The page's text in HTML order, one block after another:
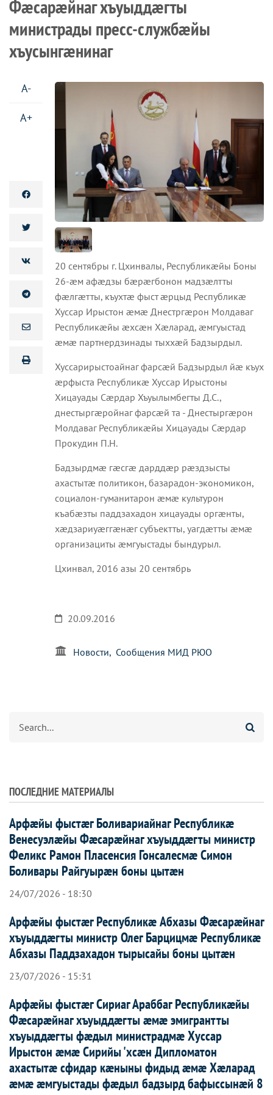
Фæсарæйнаг хъуыддæгты
министрады пресс-службæйы
хъусынгæнинаг
A-
A+
20 сентябры г. Цхинвалы, Республикæйы Боны
26-æм афæдзы бæрæгбонон мадзæлтты
фæлгæтты, къухтæ фыст æрцыд Республикæ
Хуссар Ирыстон æмæ Днестргæрон Молдаваг
Республикæйы æхсæн Хæларад, æмгуыстад
æмæ партнердзинады тыххæй Бадзырдыл.
Хуссарирыстоайнаг фарсæй Бадзырдыл йæ къух
æрфыста Республикæ Хуссар Ирыстоны
Хицауады Сæрдар Хъуылымбегты Д.С.,
днестыргæройнаг фарсæй та - Днестыргæрон
Молдаваг Республикæйы Хицауады Сæрдар
Прокудин П.Н.
Бадзырдмæ гæсгæ дарддæр рæздзысты
ахастытæ политикон, базарадон-экономикон,
социалон-гуманитарон æмæ культурон
къабæзты паддзахадон хицауады оргæнты,
хæдзариуæггæнæг субъектты, уагдæтты æмæ
организациты æмгуыстады бындурыл.
Цхинвал, 2016 азы 20 сентябрь
20.09.2016
Новости Сообщения МИД РЮО
ПОСЛЕДНИЕ МАТЕРИАЛЫ
Арфæйы фыстæг Боливариайнаг Республикæ
Венесуэлæйы Фæсарæйнаг хъуыддæгты министр
Феликс Рамон Пласенсия Гонсалесмæ Симон
Боливары Райгуырæн боны цытæн
24/07/2026 - 18:30
Арфæйы фыстæг Республикæ Абхазы Фæсарæйнаг
хъуыддæгты министр Олег Барцицмæ Республикæ
Абхазы Паддзахадон тырысайы боны цытæн
23/07/2026 - 15:31
Арфæйы фыстæг Сириаг Араббаг Республикæйы
Фæсарæйнаг хъуыддæгты æмæ эмигрантты
хъуыддæгты фæдыл министрадмæ Хуссар
Ирыстон æмæ Сирийы 'хсæн Дипломатон
ахастытæ сфидар кæныны фидыд æмæ Хæларад
æмæ æмгуыстады фæдыл бадзырд бафыссынæй 8